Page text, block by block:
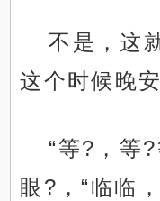
不是，这
这个时候晚
“等?，等
眼?，“临临